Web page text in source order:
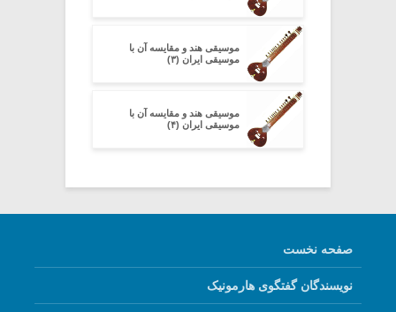
موسیقی هند و مقایسه آن با
موسیقی ایران (۳)
موسیقی هند و مقایسه آن با
موسیقی ایران (۴)
صفحه نخست
نویسندگان گفتگوی هارمونیک